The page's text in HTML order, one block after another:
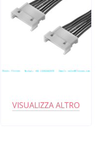
VISUALIZZA ALTRO